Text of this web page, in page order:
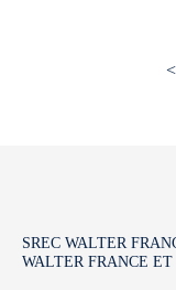
<
SREC WALTER
WALTER FRANCE